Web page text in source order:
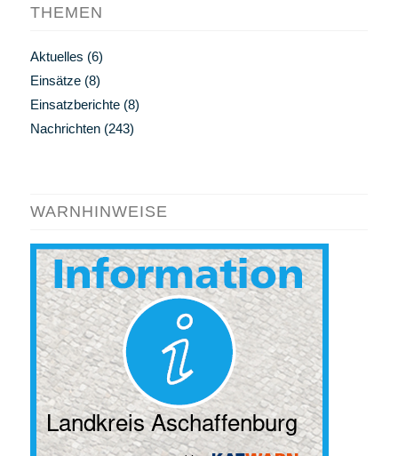
THEMEN
Aktuelles (6)
Einsätze(8)
Einsatzberichte(8)
Nachrichten(243)
WARNHINWEISE